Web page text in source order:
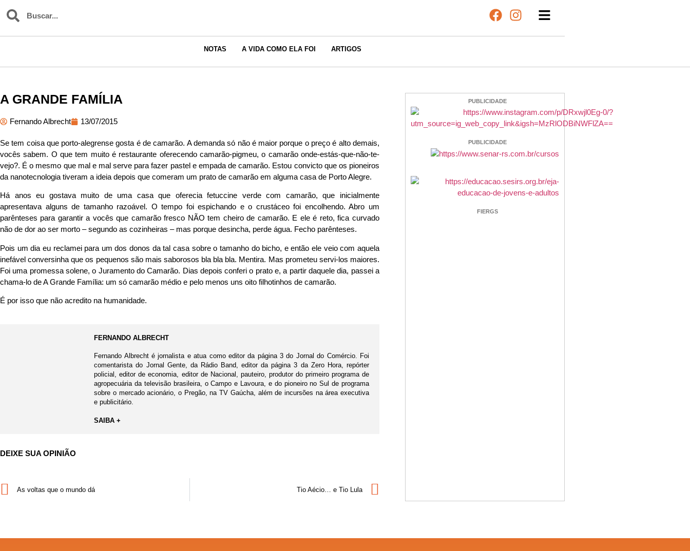
NOTAS A VIDA COMO ELA FOI ARTIGOS
A GRANDE FAMÍLIA
Fernando Albrecht 13/07/2015
Se tem coisa que porto-alegrense gosta é de camarão. A demanda só não é maior porque o preço é alto demais,
vocês sabem. O que tem muito é restaurante oferecendo camarão-pigmeu, o camarão onde-estás-que-não-te-
vejo?. É o mesmo que mal e mal serve para fazer pastel e empada de camarão. Estou convicto que os pioneiros
da nanotecnologia tiveram a ideia depois que comeram um prato de camarão em alguma casa de Porto Alegre.
Há anos eu gostava muito de uma casa que oferecia fetuccine verde com camarão, que inicialmente
apresentava alguns de tamanho razoável. O tempo foi espichando e o crustáceo foi encolhendo. Abro um
parênteses para garantir a vocês que camarão fresco NÃO tem cheiro de camarão. E ele é reto, fica curvado
não de dor ao ser morto – segundo as cozinheiras – mas porque desincha, perde água. Fecho parênteses.
Pois um dia eu reclamei para um dos donos da tal casa sobre o tamanho do bicho, e então ele veio com aquela
inefável conversinha que os pequenos são mais saborosos bla bla bla. Mentira. Mas prometeu servi-los maiores.
Foi uma promessa solene, o Juramento do Camarão. Dias depois conferi o prato e, a partir daquele dia, passei a
chama-lo de A Grande Família: um só camarão médio e pelo menos uns oito filhotinhos de camarão.
É por isso que não acredito na humanidade.
FERNANDO ALBRECHT
Fernando Albrecht é jornalista e atua como editor da página 3 do Jornal do Comércio. Foi
comentarista do Jornal Gente, da Rádio Band, editor da página 3 da Zero Hora, repórter
policial, editor de economia, editor de Nacional, pauteiro, produtor do primeiro programa de
agropecuária da televisão brasileira, o Campo e Lavoura, e do pioneiro no Sul de programa
sobre o mercado acionário, o Pregão, na TV Gaúcha, além de incursões na área executiva
e publicitário.
SAIBA +
DEIXE SUA OPINIÃO
As voltas que o mundo dá Tio Aécio… e Tio Lula
PUBLICIDADE
PUBLICIDADE
FIERGS